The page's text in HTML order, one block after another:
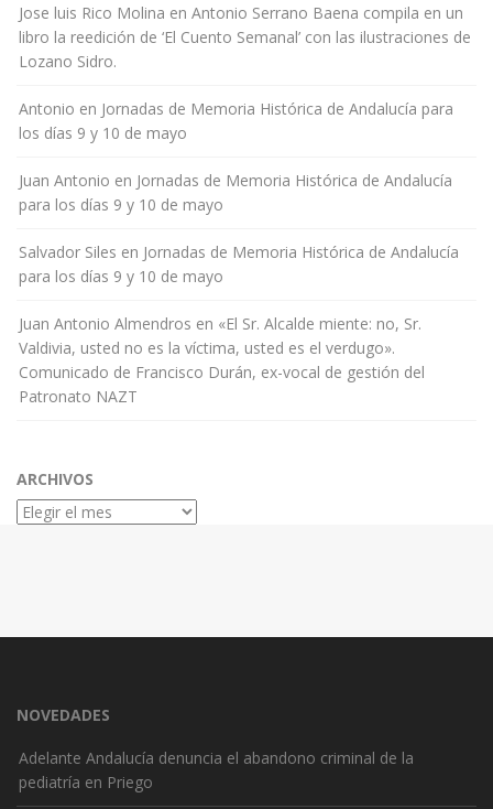
Jose luis Rico Molina en Antonio Serrano Baena compila en un
libro la reedición de ‘El Cuento Semanal’ con las ilustraciones de
Lozano Sidro.
Antonio en Jornadas de Memoria Histórica de Andalucía para
los días 9 y 10 de mayo
Juan Antonio en Jornadas de Memoria Histórica de Andalucía
para los días 9 y 10 de mayo
Salvador Siles en Jornadas de Memoria Histórica de Andalucía
para los días 9 y 10 de mayo
Juan Antonio Almendros en «El Sr. Alcalde miente: no, Sr.
Valdivia, usted no es la víctima, usted es el verdugo».
Comunicado de Francisco Durán, ex-vocal de gestión del
Patronato NAZT
ARCHIVOS
Archivos
NOVEDADES
Adelante Andalucía denuncia el abandono criminal de la
pediatría en Priego